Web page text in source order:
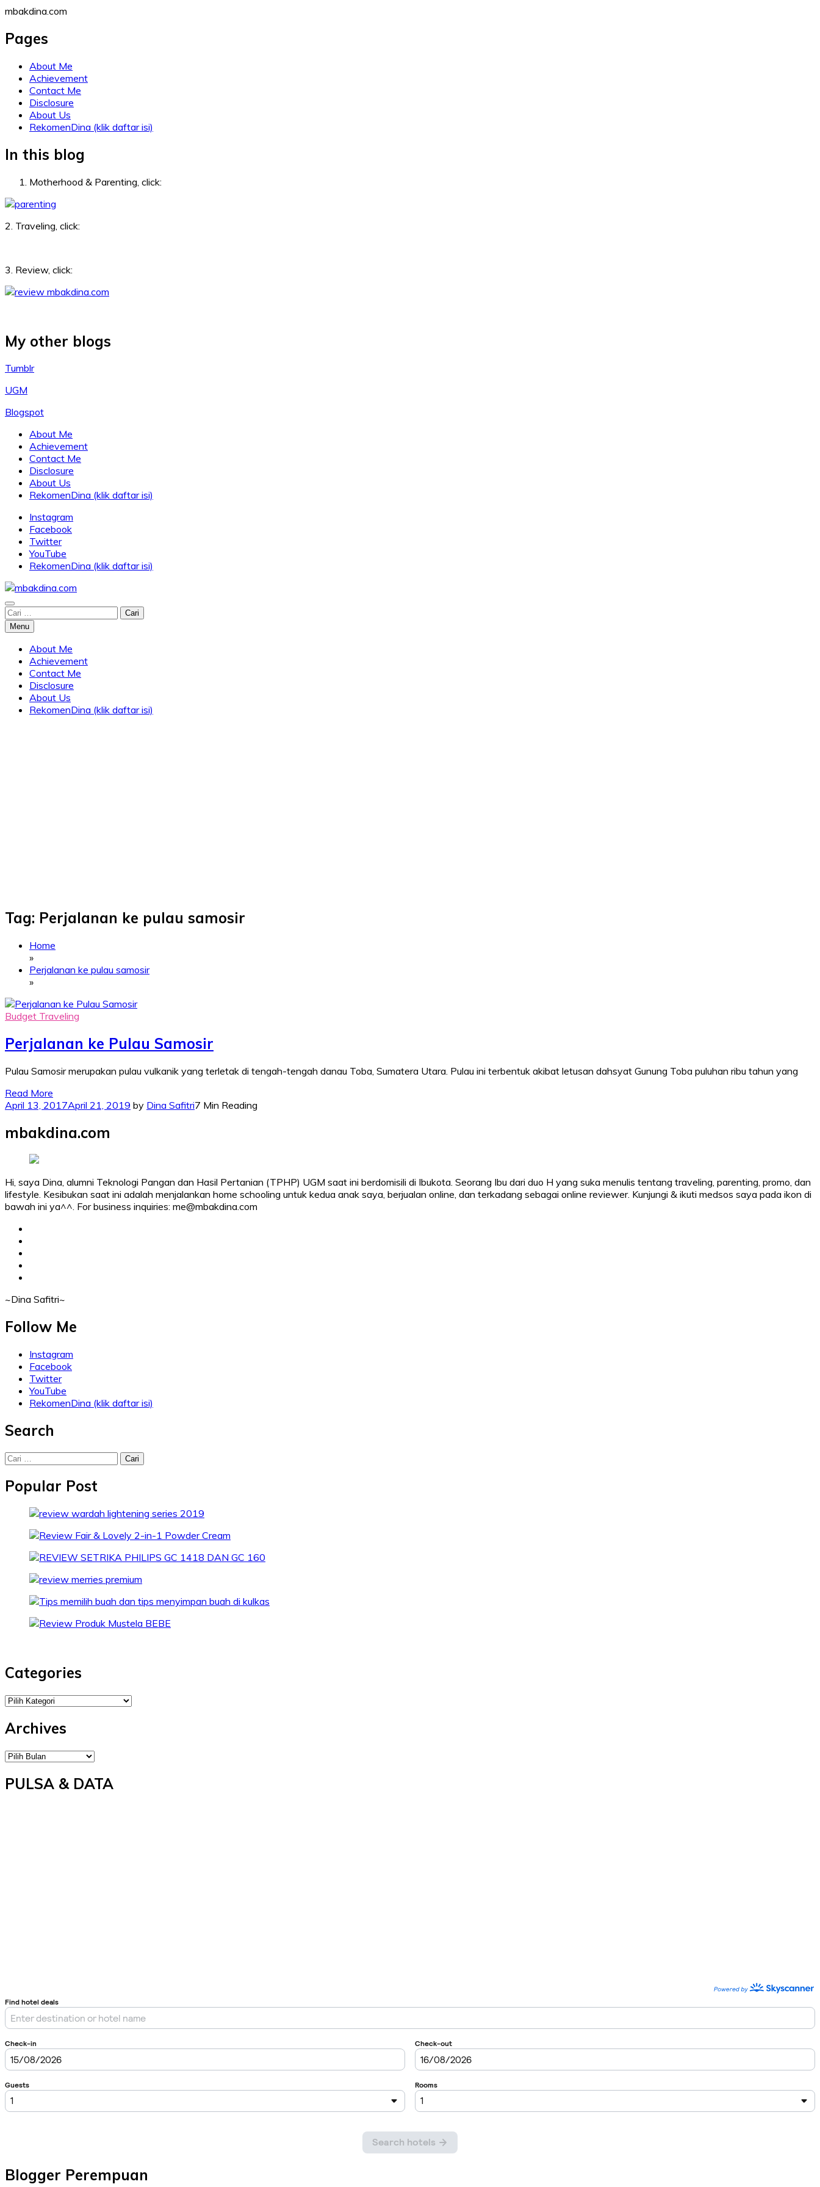
Skip
content
mbakdina.com
Pages
About Me
Achievement
Contact Me
Disclosure
About Us
RekomenDina (klik daftar isi)
In this blog
Motherhood & Parenting, click:
2. Traveling, click:
3. Review, click:
My other blogs
Tumblr
UGM
Blogspot
About Me
Achievement
Contact Me
Disclosure
About Us
RekomenDina (klik daftar isi)
Instagram
Facebook
Twitter
YouTube
RekomenDina (klik daftar isi)
mbakdina.com
Blog about parenting, traveling, promo, and lifestyle
Cari
untuk:
Menu
About Me
Achievement
Contact Me
Disclosure
About Us
RekomenDina (klik daftar isi)
Tag: Perjalanan ke pulau samosir
Home
»
Perjalanan ke pulau samosir
»
Budget Traveling
Perjalanan ke Pulau Samosir
Pulau Samosir merupakan pulau vulkanik yang terletak di tengah-tengah danau Toba, Sumatera Utara. Pulau ini terbentuk akibat letusan dahsyat Gunung Toba puluhan ribu tahun yang
Read More
April 13, 2017April 21, 2019 by Dina Safitri7 Min Reading
mbakdina.com
Hi, saya Dina, alumni Teknologi Pangan dan Hasil Pertanian (TPHP) UGM saat ini berdomisili di Ibukota. Seorang Ibu dari duo H yang suka menulis tentang traveling, parenting, promo, dan
lifestyle. Kesibukan saat ini adalah menjalankan home schooling untuk kedua anak saya, berjualan online, dan terkadang sebagai online reviewer. Kunjungi & ikuti medsos saya pada ikon di
bawah ini ya^^. For business inquiries: me@mbakdina.com
~Dina Safitri~
Follow Me
Instagram
Facebook
Twitter
YouTube
RekomenDina (klik daftar isi)
Search
Cari
untuk:
Popular Post
Categories
Categories
Archives
Archives
PULSA & DATA
Blogger Perempuan